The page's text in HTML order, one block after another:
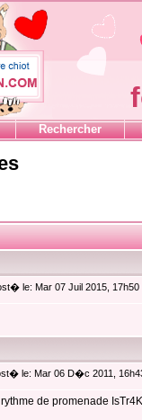
Rechercher
le: Mar 07 Juil 2015,
le: Mar 06 D�c 2011,
de promenade